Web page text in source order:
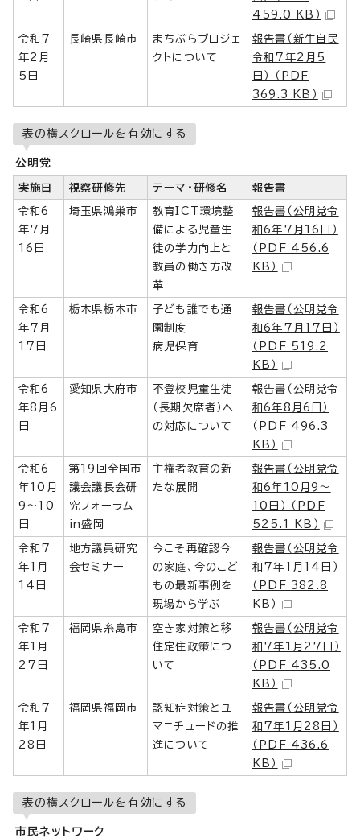
459.0 KB）
令和7
年2月
5日
長崎県長崎市
まちぶらプロジェ
クトについて
報告書（新生自民
令和7年2月5
日） （PDF
369.3 KB）
表の横スクロールを有効にする
公明党
実施日 視察研修先 テーマ・研修名 報告書
令和6
年7月
16日
埼玉県鴻巣市
教育ICT環境整
備による児童生
徒の学力向上と
教員の働き方改
革
報告書（公明党令
和6年7月16日）
（PDF 456.6
KB）
令和6
年7月
17日
栃木県栃木市
子ども誰でも通
園制度
病児保育
報告書（公明党令
和6年7月17日）
（PDF 519.2
KB）
令和6
年8月6
日
愛知県大府市
不登校児童生徒
（長期欠席者）へ
の対応について
報告書（公明党令
和6年8月6日）
（PDF 496.3
KB）
令和6
年10月
9～10
日
第19回全国市
議会議長会研
究フォーラム
in盛岡
主権者教育の新
たな展開
報告書（公明党令
和6年10月9～
10日） （PDF
525.1 KB）
令和7
年1月
14日
地方議員研究
会セミナー
今こそ再確認今
の家庭、今のこど
もの最新事例を
現場から学ぶ
報告書（公明党令
和7年1月14日）
（PDF 382.8
KB）
令和7
年1月
27日
福岡県糸島市
空き家対策と移
住定住政策につ
いて
報告書（公明党令
和7年1月27日）
（PDF 435.0
KB）
令和7
年1月
28日
福岡県福岡市
認知症対策とユ
マニチュードの推
進について
報告書（公明党令
和7年1月28日）
（PDF 436.6
KB）
表の横スクロールを有効にする
市民ネットワーク